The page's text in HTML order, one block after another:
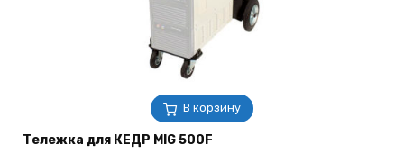
В корзину
Тележка для КЕДР MIG 500F